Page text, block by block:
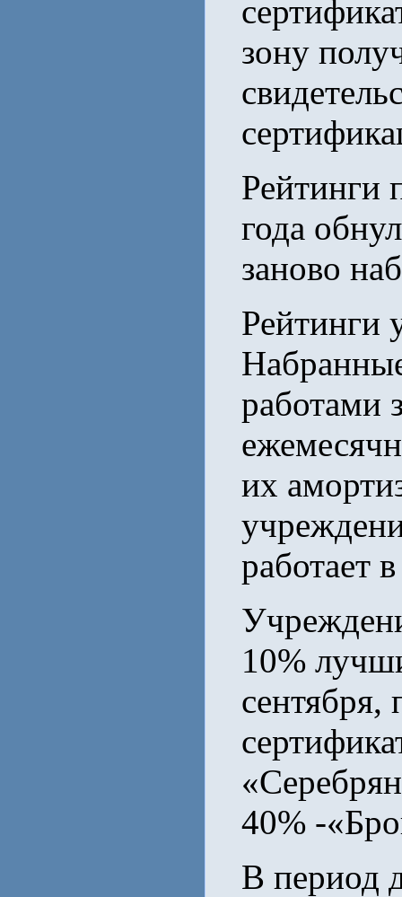
зону
Рейтинги
года
заново
Рейтинги
работами
их
работает
10%
сентября,
40% -
В период